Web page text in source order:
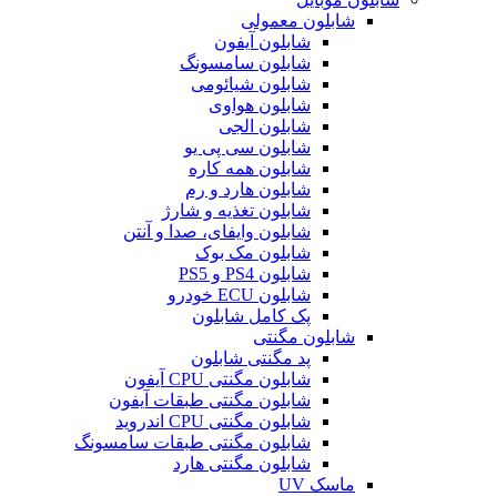
شابلون معمولی
شابلون آیفون
شابلون سامسونگ
شابلون شیائومی
شابلون هواوی
شابلون الجی
شابلون سی پی یو
شابلون همه کاره
شابلون هارد و رم
شابلون تغذیه و شارژ
شابلون وایفای، صدا و آنتن
شابلون مک بوک
شابلون PS4 و PS5
شابلون ECU خودرو
پک کامل شابلون
شابلون مگنتی
پد مگنتی شابلون
شابلون مگنتی CPU آیفون
شابلون مگنتی طبقات آیفون
شابلون مگنتی CPU اندروید
شابلون مگنتی طبقات سامسونگ
شابلون مگنتی هارد
ماسک UV